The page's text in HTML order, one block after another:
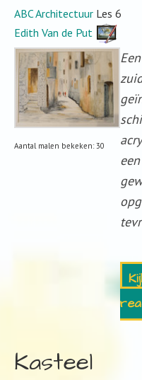
ABC Architectuur Les 6
Edith Van de Put
Aantal malen bekeken: 30
Kasteel